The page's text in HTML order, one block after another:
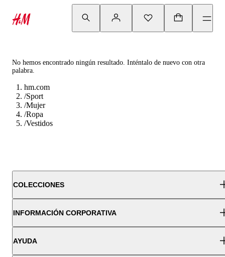
No hemos encontrado ningún resultado. Inténtalo de nuevo con otra
palabra.
hm.com
/Sport
/Mujer
/Ropa
/Vestidos
COLECCIONES
INFORMACIÓN CORPORATIVA
AYUDA